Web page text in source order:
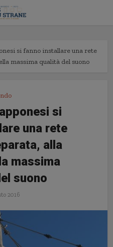
si fanno installare una rete
massima qualità del suono
si
una rete
alla
massima
suono
2016